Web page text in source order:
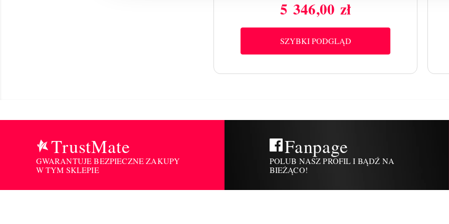
Cena
5 346,00 zł
SZYBKI PODGLĄD
TrustMate
GWARANTUJE BEZPIECZNE ZAKUPY
W TYM SKLEPIE
Fanpage
POLUB NASZ PROFIL I BĄDŹ NA
BIEŻĄCO!